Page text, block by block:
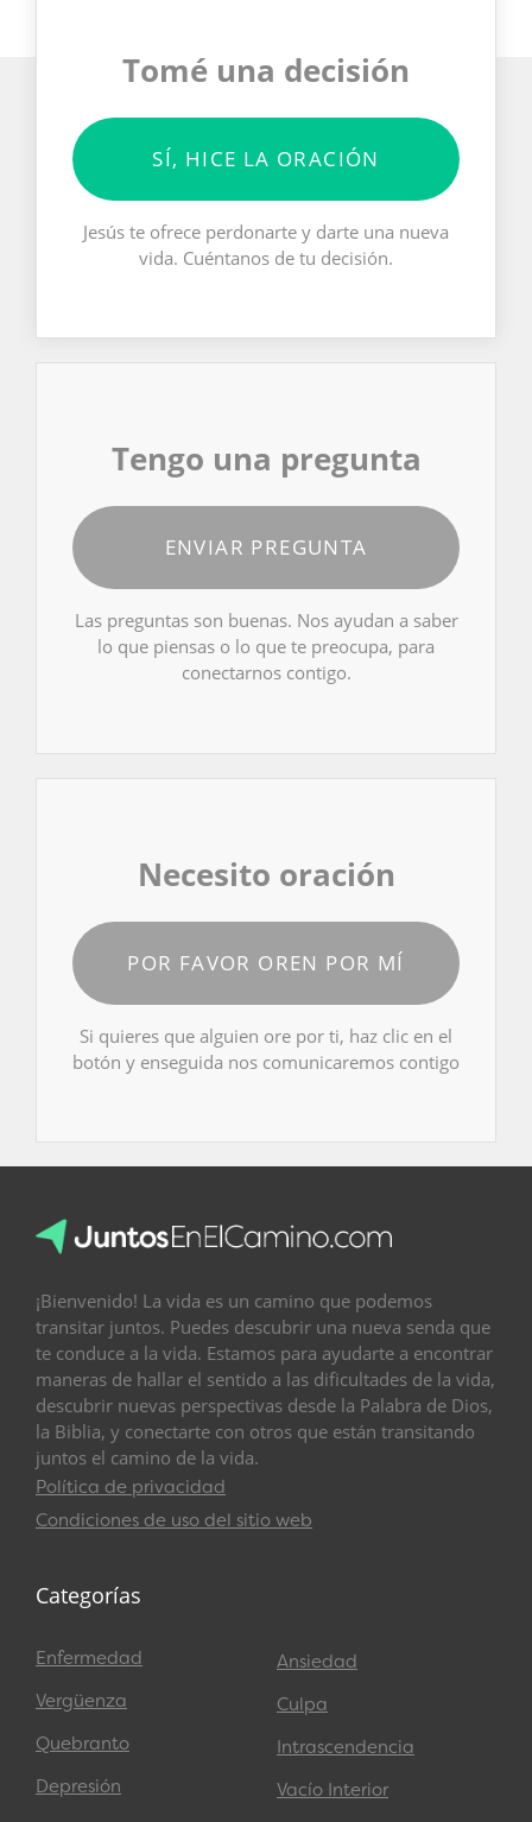
Tomé una decisión
SÍ, HICE LA ORACIÓN
Jesús te ofrece perdonarte y darte una nueva
vida. Cuéntanos de tu decisión.
Tengo una pregunta
ENVIAR PREGUNTA
Las preguntas son buenas. Nos ayudan a saber
lo que piensas o lo que te preocupa, para
conectarnos contigo.
Necesito oración
POR FAVOR OREN POR MÍ
Si quieres que alguien ore por ti, haz clic en el
botón y enseguida nos comunicaremos contigo
¡Bienvenido! La vida es un camino que podemos
transitar juntos. Puedes descubrir una nueva senda que
te conduce a la vida. Estamos para ayudarte a encontrar
maneras de hallar el sentido a las dificultades de la vida,
descubrir nuevas perspectivas desde la Palabra de Dios,
la Biblia, y conectarte con otros que están transitando
juntos el camino de la vida.
Política de privacidad
Condiciones de uso del sitio web
Categorías
Enfermedad
Vergüenza
Quebranto
Depresión
Ansiedad
Culpa
Intrascendencia
Vacío Interior